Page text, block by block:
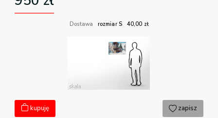
Dostawa rozmiar S 40,00 zł
kupuję zapisz